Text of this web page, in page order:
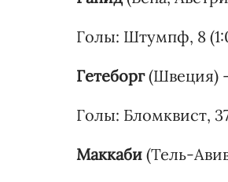
Голы: Штумпф, 8
Гетеборг(Швеция)
Голы: Бломквист,
Маккаби (Тель-